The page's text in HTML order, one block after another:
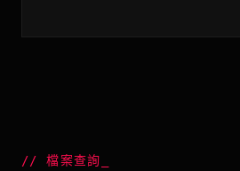
//檔案查詢